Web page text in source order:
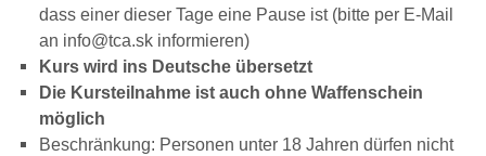
dass einer dieser Tage eine Pause ist (bitte per E-Mail
an info@tca.sk informieren)
Kurs wird ins Deutsche übersetzt
Die Kursteilnahme ist auch ohne Waffenschein
möglich
Beschränkung: Personen unter 18 Jahren dürfen nicht